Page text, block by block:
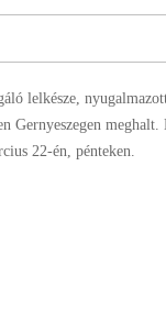
lelkésze,
Gernyeszegen
22-én, pénteken.